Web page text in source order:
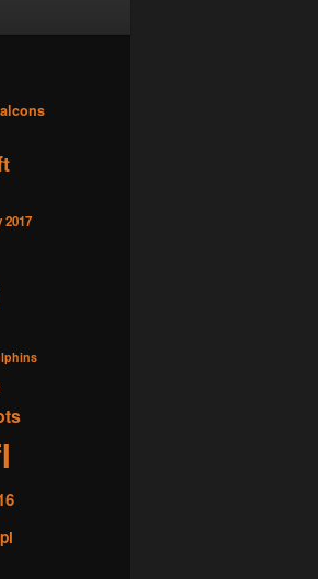
2017